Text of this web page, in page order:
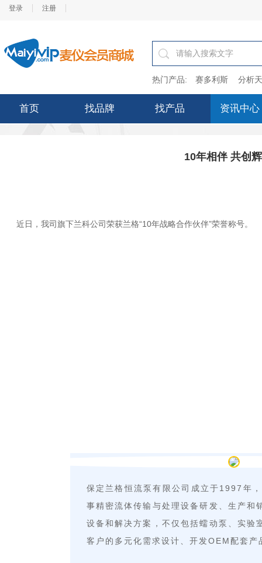
登录 注册
热门产品: 赛多利斯 分析
首页 找品牌 找产品 资讯中心
10年相伴 共创
近日，我司旗下兰科公司荣获兰格“10年战略合作伙伴”荣誉称号。
保定兰格恒流泵有限公司成立于1997年
事精密流体传输与处理设备研发、生产
设备和解决方案，不仅包括蠕动泵、实
客户的多元化需求设计、开发OEM配套